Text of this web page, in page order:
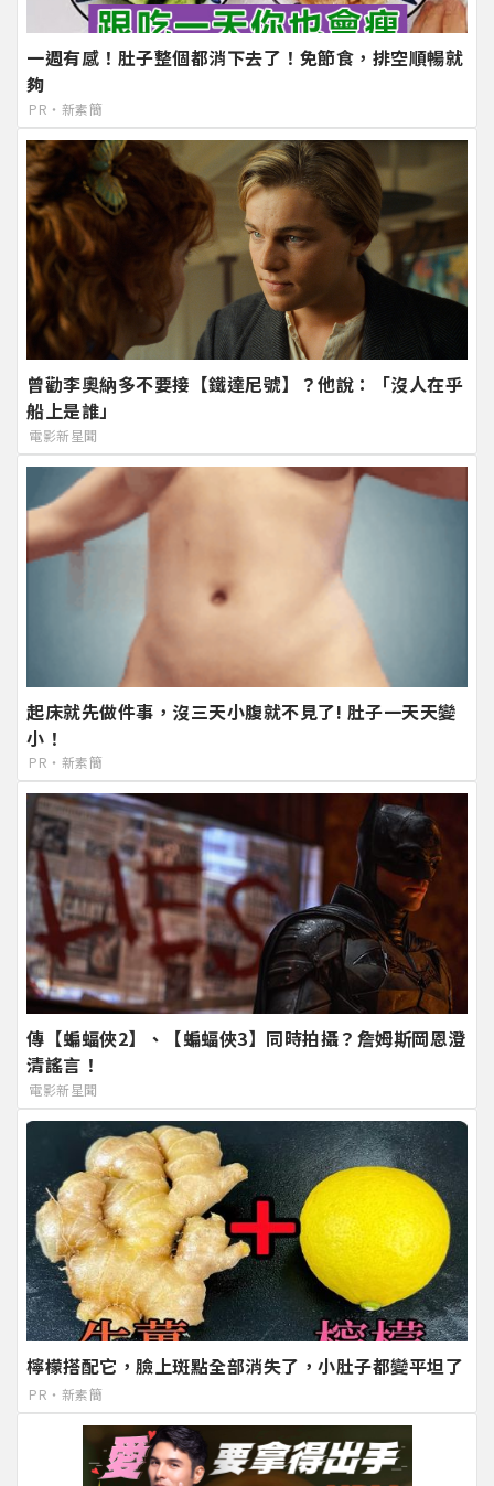
一週有感！肚子整個都消下去了！免節食，排空順暢就
夠
PR・新素簡
曾勸李奧納多不要接【鐵達尼號】？他說：「沒人在乎
船上是誰」
電影新星聞
起床就先做件事，沒三天小腹就不見了! 肚子一天天變
小！
PR・新素簡
傳【蝙蝠俠2】、【蝙蝠俠3】同時拍攝？詹姆斯岡恩澄
清謠言！
電影新星聞
檸檬搭配它，臉上斑點全部消失了，小肚子都變平坦了
PR・新素簡